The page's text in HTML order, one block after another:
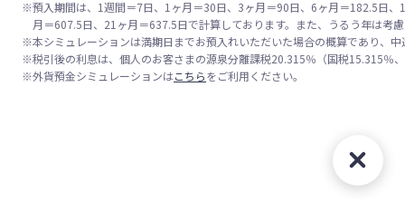
※預入期間は、1週間＝7日、1ヶ月＝30日、3ヶ月＝90日、6ヶ月＝182.5日
月＝607.5日、21ヶ月＝637.5日で計算しております。また、うるう年は考
※本シミュレーションは満期日までお預入れいただいた場合の概算であり、
※税引後の利息は、個人のお客さまの源泉分離課税20.315％（国税15.315％
※外貨預金シミュレーションはこちらをご利用ください。